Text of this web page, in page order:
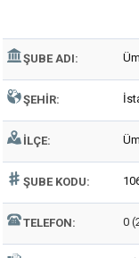
ŞUBE ADI:
ŞEHIR:
İLÇE:
ŞUBE KODU:
TELEFON: 0